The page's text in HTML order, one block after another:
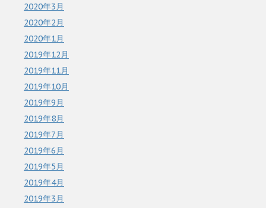
2020年3月
2020年2月
2020年1月
2019年12月
2019年11月
2019年10月
2019年9月
2019年8月
2019年7月
2019年6月
2019年5月
2019年4月
2019年3月